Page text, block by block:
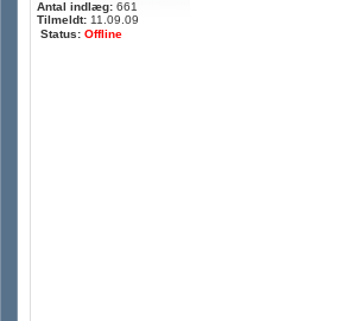
Antal indlæg: 661
Tilmeldt: 11.09.09
Status: Offline